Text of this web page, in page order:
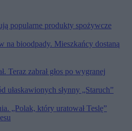
popularne produkty spożywcze
bioodpady. Mieszkańcy dostaną
Teraz zabrał głos po wygranej
ułaskawionych słynny „Staruch”
„Polak, który uratował Teslę”